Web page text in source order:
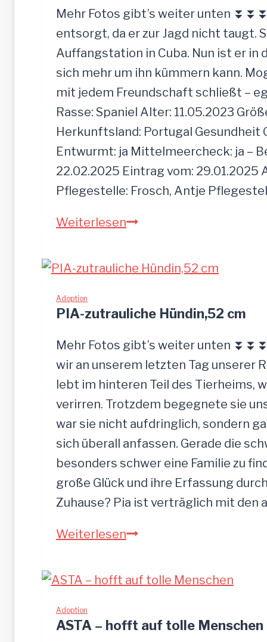
r
d
e
e
i
n
f
a
c
h
u
ü
g
e
l
a
s
s
e
n
Mehr Fotos gibt’s weiter unten
entsorgt, da er zur Jagd nicht taugt.
Auffangstation in Cuba. Nun ist er in
sich mehr um ihn kümmern kann.
mit jedem Freundschaft schließt –
Rasse: Spaniel Alter: 11.05.2023
Herkunftsland: Portugal Gesundheit
Entwurmt: ja Mittelmeercheck: ja –
22.02.2025 Eintrag vom: 29.01.2025
Pflegestelle: Frosch, Antje
WeiterlesenM
G
Adoption
PIA-zutrauliche Hündin,52 cm
Mehr Fotos gibt’s weiter unten
wir an unserem letzten Tag unserer
lebt im hinteren Teil des Tierheims,
verirren. Trotzdem begegnete sie
war sie nicht aufdringlich, sondern
sich überall anfassen. Gerade die
besonders schwer eine Familie zu
große Glück und ihre Erfassung
Zuhause? Pia ist verträglich mit den
WeiterlesenP
u
Adoption
ASTA – hofft auf tolle Menschen